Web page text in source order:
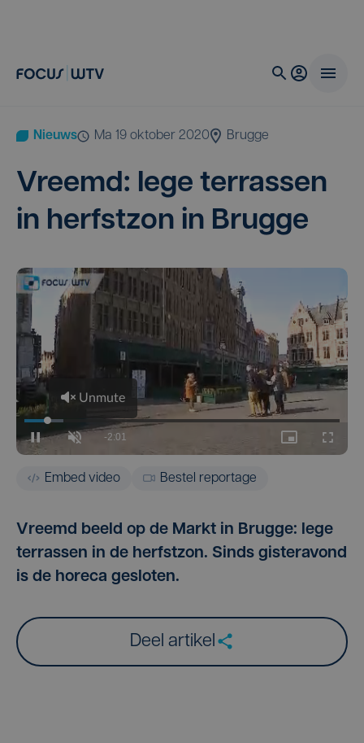
Nieuws ma 19 oktober 2020 Brugge
Vreemd: lege ter­ras­sen
in herfst­zon in Brugge
Embed video Bestel reportage
Vreemd beeld op de Markt in Brugge: lege
terrassen in de herfstzon. Sinds gisteravond
is de horeca gesloten.
Deel artikel